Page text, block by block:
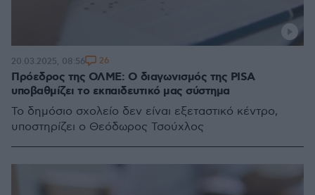
Πρόεδρος της ΟΛΜΕ: Ο διαγωνισμός της PISA
υποβαθμίζει το εκπαιδευτικό μας σύστημα
Το δημόσιο σχολείο δεν είναι εξεταστικό κέντρο,
υποστηρίζει o Θεόδωρος Τσούχλος
20.03.2025, 08:56 26